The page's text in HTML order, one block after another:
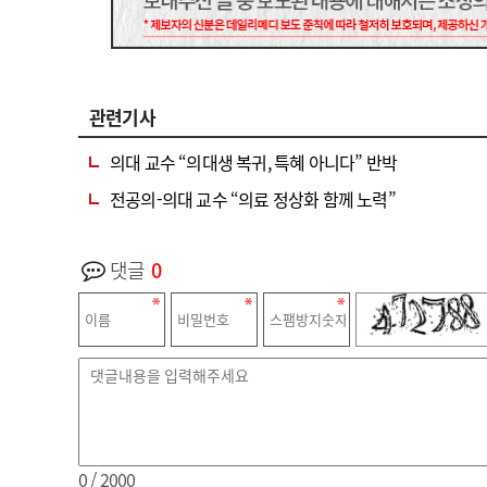
관련기사
의대 교수 “의대생 복귀, 특혜 아니다” 반박
전공의-의대 교수 “의료 정상화 함께 노력”
댓글 0
0/ 2000